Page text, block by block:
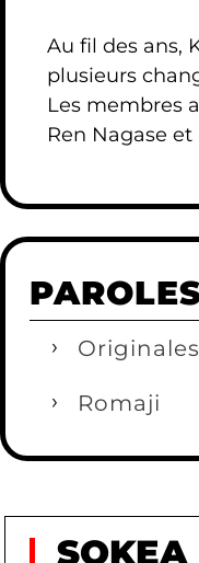
Au fil des ans,
plusieurs
Les membres
Ren Nagase
Originales
Romaji